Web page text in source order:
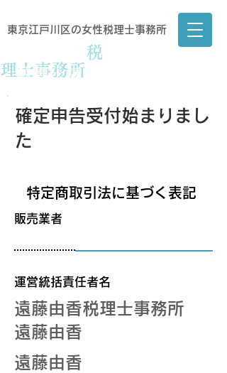
税
理士事務所
​税理士事務所
​東京江戸川区の女性税理士事務所
​確定申告受付始まりまし
た
特定商取引法に基づく表記
販売業者
運営統括責任者名
​遠藤由香税理士事務所
遠藤由香
​遠藤由香